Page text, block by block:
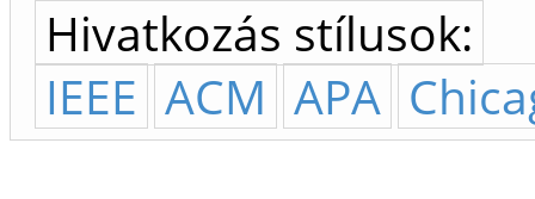
Hivatkozás stílusok:
IEEE ACM APA